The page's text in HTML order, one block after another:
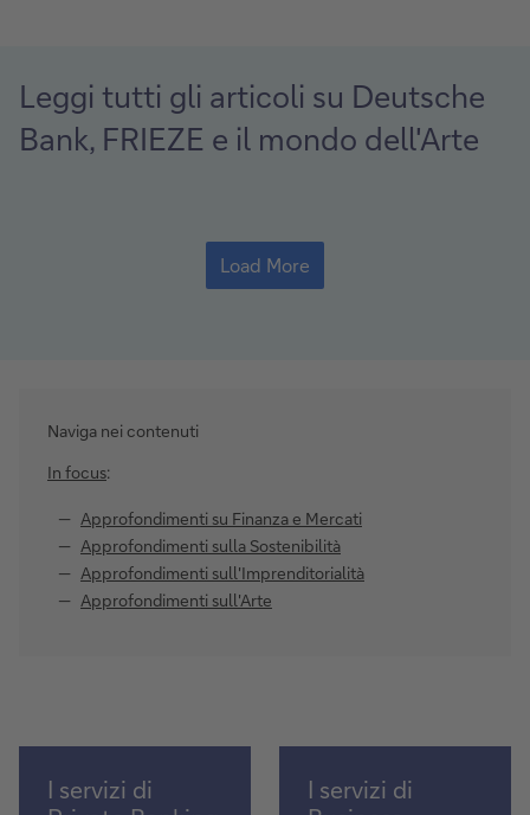
Leggi tutti gli articoli su Deutsche
Bank, FRIEZE e il mondo dell'Arte
Load More
Naviga nei contenuti
In focus:
Approfondimenti su Finanza e Mercati
Approfondimenti sulla Sostenibilità
Approfondimenti sull'Imprenditorialità
Approfondimenti sull'Arte
Scoprili
I servizi di
Scopri
I servizi di